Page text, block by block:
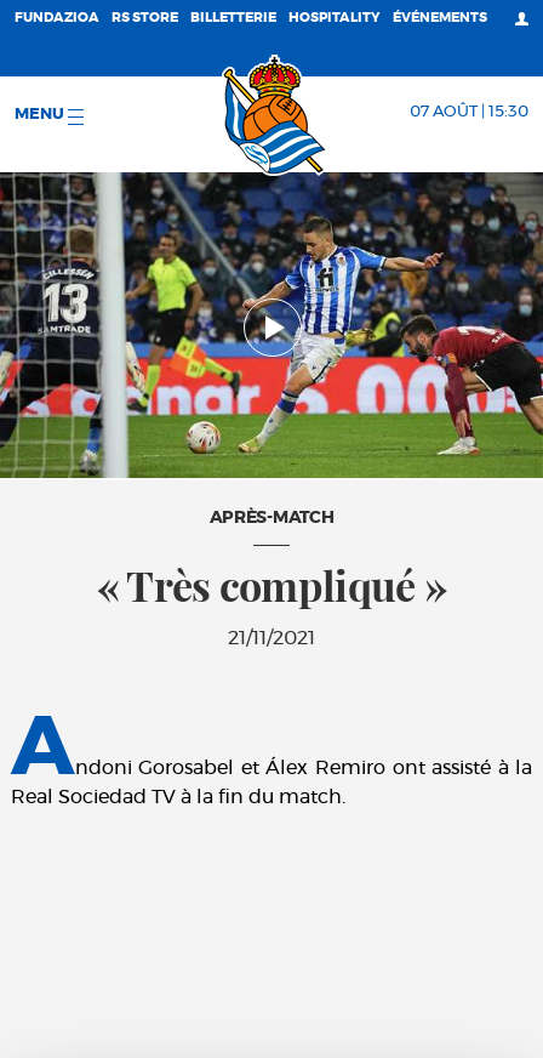
FUNDAZIOA RS STORE BILLETTERIE HOSPITALITY ÉVÉNEMENTS
MENU 07 AOÛT | 15:30
APRÈS-MATCH
« Très compliqué »
21/11/2021
Andoni Gorosabel et Álex Remiro ont assisté à la
Real Sociedad TV à la fin du match.